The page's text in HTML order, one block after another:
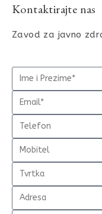
Kontaktirajte nas
Zavod za javno